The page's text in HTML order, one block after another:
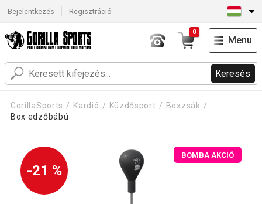
Bejelentkezés Regisztráció
Keresés
0
Menu
GorillaSports Kardió Küzdősport
Boxzsák
Box edzőbábú
-21 %
BOMBA AKCIÓ